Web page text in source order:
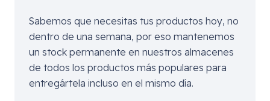
Sabemos que necesitas tus productos hoy, no
dentro de una semana, por eso mantenemos
un stock permanente en nuestros almacenes
de todos los productos más populares para
entregártela incluso en el mismo día.